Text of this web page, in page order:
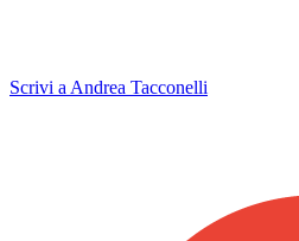
Scrivi a Andrea Tacconelli